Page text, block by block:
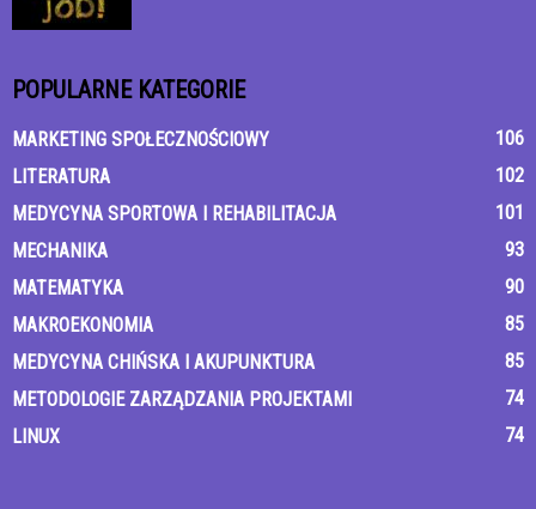
POPULARNE KATEGORIE
MARKETING SPOŁECZNOŚCIOWY
106
LITERATURA
102
MEDYCYNA SPORTOWA I REHABILITACJA
101
MECHANIKA
93
MATEMATYKA
90
MAKROEKONOMIA
85
MEDYCYNA CHIŃSKA I AKUPUNKTURA
85
METODOLOGIE ZARZĄDZANIA PROJEKTAMI
74
LINUX
74